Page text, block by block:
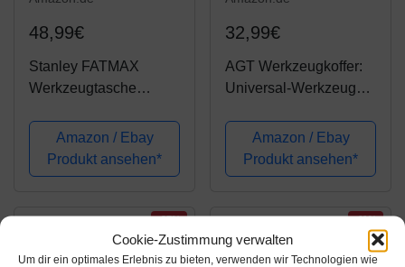
Cookie-Zustimmung verwalten
Um dir ein optimales Erlebnis zu bieten, verwenden wir Technologien wie
48,99€
Stanley FATMAX
Werkzeugtasche
FMST1-70749
Werkzeugkoffer/Werkz
eugtasche
Amazon / Ebay
Produkt ansehen*
32,99€
AGT Werkzeugkoffer:
Universal-Werkzeugset
teilig (Werkzeugbox)
Amazon / Ebay
Produkt ansehen*
-27% -11%